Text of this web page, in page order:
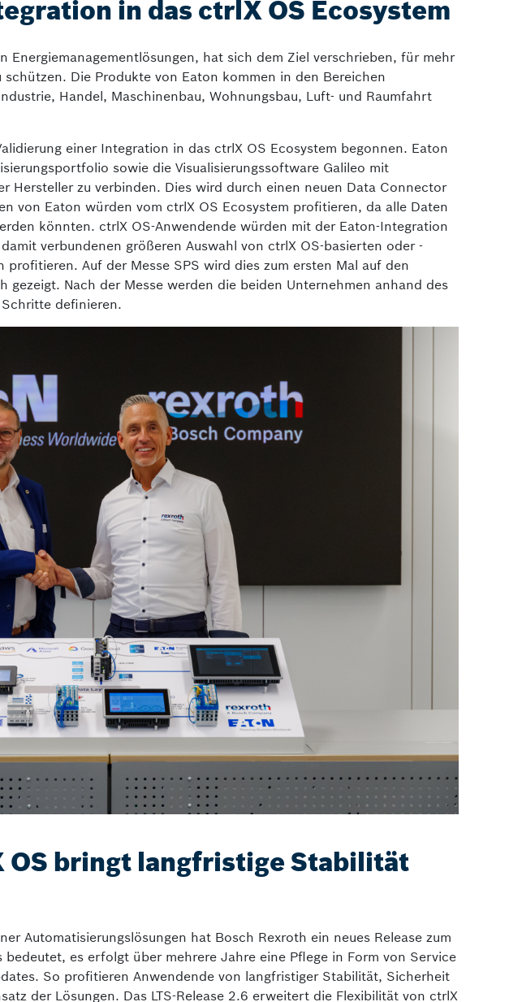
in das ctrlX OS Ecosystem
Energiemanagementlösungen, hat sich dem Ziel verschrieben, für mehr
Die Produkte von Eaton kommen in den Bereichen
Handel, Maschinenbau, Wohnungsbau, Luft- und Raumfahrt
einer Integration in das ctrlX OS Ecosystem begonnen. Eaton
sowie die Visualisierungssoftware Galileo mit
Hersteller zu verbinden. Dies wird durch einen neuen Data Connector
von Eaton würden vom ctrlX OS Ecosystem profitieren, da alle Daten
könnten. ctrlX OS-Anwendende würden mit der Eaton-Integration
verbundenen größeren Auswahl von ctrlX OS-basierten oder -
Auf der Messe SPS wird dies zum ersten Mal auf den
gezeigt. Nach der Messe werden die beiden Unternehmen anhand des
definieren.
OS bringt langfristige Stabilität
Automatisierungslösungen hat Bosch Rexroth ein neues Release zum
es erfolgt über mehrere Jahre eine Pflege in Form von Service
So profitieren Anwendende von langfristiger Stabilität, Sicherheit
der Lösungen. Das LTS-Release 2.6 erweitert die Flexibilität von ctrlX